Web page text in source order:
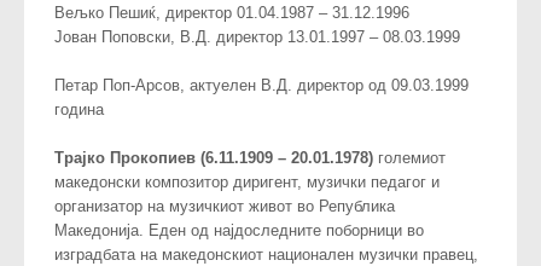
Вељко Пешиќ, директор 01.04.1987 – 31.12.1996
Јован Поповски, В.Д. директор 13.01.1997 – 08.03.1999
Петар Поп-Арсов, актуелен В.Д. директор од 09.03.1999
година
Трајко Прокопиев (6.11.1909 – 20.01.1978) големиот
македонски композитор диригент, музички педагог и
организатор на музичкиот живот во Република
Македонија. Еден од најдоследните поборници во
изградбата на македонскиот национален музички правец,